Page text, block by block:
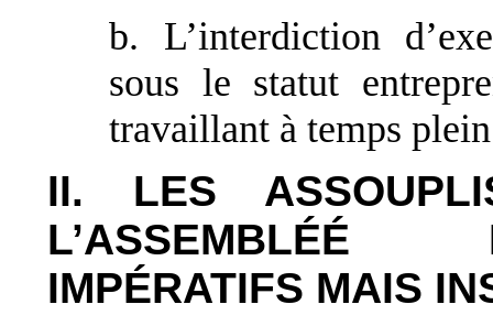
b. L’interdiction
sous le statut
travaillant à temps plein
II. LES
L’ASSEMBLÉÉ
IMPÉRATIFS MAIS